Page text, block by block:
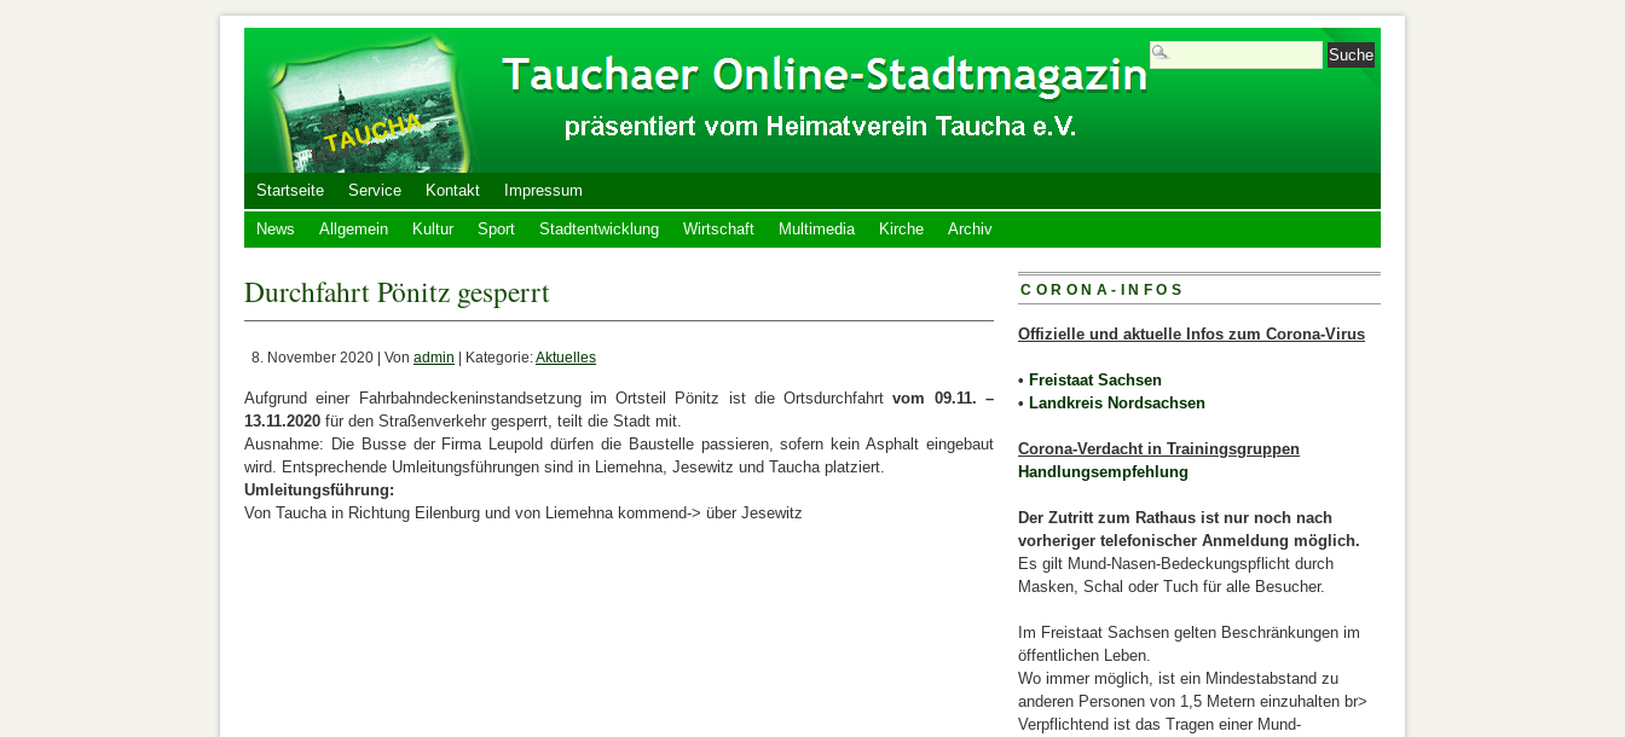
Startseite Service Kontakt Impressum
News Allgemein Kultur Sport Stadtentwicklung Wirtschaft Multimedia Kirche Archiv
Durchfahrt Pönitz gesperrt
8. November 2020 | Von admin | Kategorie:Aktuelles
Aufgrund einer Fahrbahndeckeninstandsetzung im Ortsteil Pönitz ist die Ortsdurchfahrt vom 09.11. –
13.11.2020 für den Straßenverkehr gesperrt, teilt die Stadt mit.
Ausnahme: Die Busse der Firma Leupold dürfen die Baustelle passieren, sofern kein Asphalt eingebaut
wird. Entsprechende Umleitungsführungen sind in Liemehna, Jesewitz und Taucha platziert.
Umleitungsführung:
Von Taucha in Richtung Eilenburg und von Liemehna kommend-> über Jesewitz
CORONA-INFOS
Offizielle und aktuelle Infos zum Corona-Virus
• Freistaat Sachsen
• Landkreis Nordsachsen
Corona-Verdacht in Trainingsgruppen
Handlungsempfehlung
Der Zutritt zum Rathaus ist nur noch nach
vorheriger telefonischer Anmeldung möglich.
Es gilt Mund-Nasen-Bedeckungspflicht durch
Masken, Schal oder Tuch für alle Besucher.
Im Freistaat Sachsen gelten Beschränkungen im
öffentlichen Leben.
Wo immer möglich, ist ein Mindestabstand zu
anderen Personen von 1,5 Metern einzuhalten br>
Verpflichtend ist das Tragen einer Mund-